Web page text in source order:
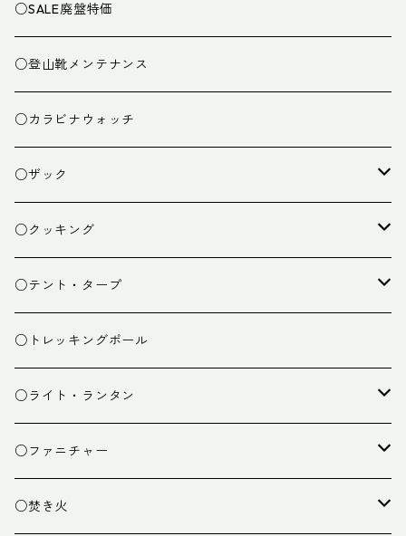
○SALE廃盤特価
○登山靴メンテナンス
○カラビナウォッチ
○ザック
ザック
スタッフバッグ
ザック小物
○クッキング
クッカー
バーナー
カトラリー
クッキング小物
○テント・タープ
テント
タープ
ペグ・ハンマー・小物
○トレッキングポール
○ライト・ランタン
ライト
ランタン
○ファニチャー
テーブル
○焚き火